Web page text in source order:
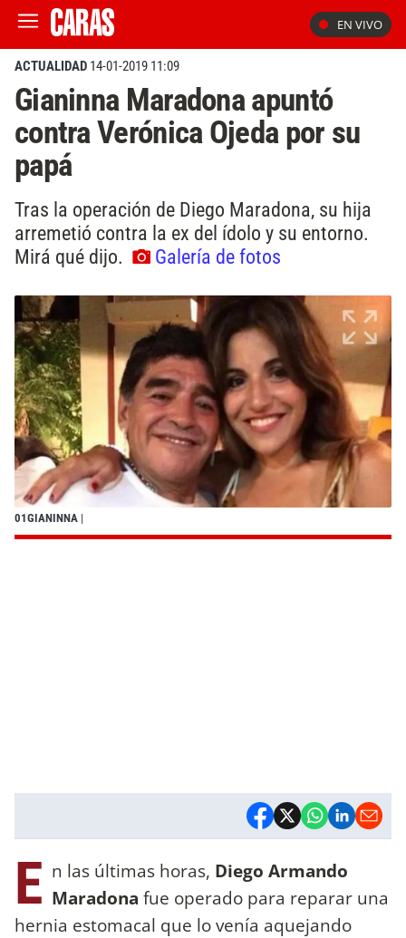
EN VIVO
ACTUALIDAD 14-01-2019 11:09
Gianinna Maradona apuntó
contra Verónica Ojeda por su
papá
Tras la operación de Diego Maradona, su hija
arremetió contra la ex del ídolo y su entorno.
Mirá qué dijo.
Galería de fotos
01GIANINNA |
E n las últimas horas, Diego Armando
Maradona fue operado para reparar una
hernia estomacal que lo venía aquejando